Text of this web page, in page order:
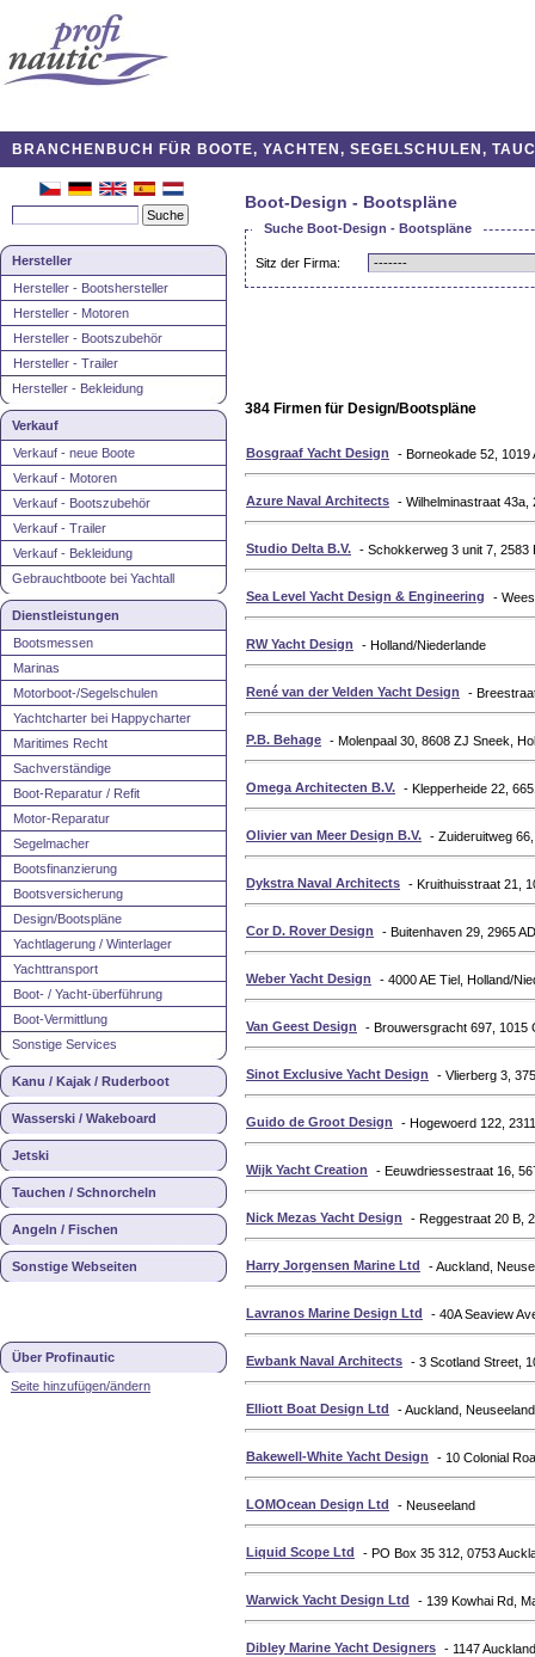
BRANCHENBUCH FÜR BOOTE, YACHTEN, SEGELSCHULEN,
Hersteller
Hersteller - Bootshersteller
Hersteller - Motoren
Hersteller - Bootszubehör
Hersteller - Trailer
Hersteller - Bekleidung
Verkauf
Verkauf - neue Boote
Verkauf - Motoren
Verkauf - Bootszubehör
Verkauf - Trailer
Verkauf - Bekleidung
Gebrauchtboote bei Yachtall
Dienstleistungen
Bootsmessen
Marinas
Motorboot-/Segelschulen
Yachtcharter bei Happycharter
Maritimes Recht
Sachverständige
Boot-Reparatur / Refit
Motor-Reparatur
Segelmacher
Bootsfinanzierung
Bootsversicherung
Design/Bootspläne
Yachtlagerung / Winterlager
Yachttransport
Boot- / Yacht-überführung
Boot-Vermittlung
Sonstige Services
Kanu / Kajak / Ruderboot
Wasserski / Wakeboard
Jetski
Tauchen / Schnorcheln
Angeln / Fischen
Sonstige Webseiten
Über Profinautic
Seite hinzufügen/ändern
Boot-Design - Bootspläne
Suche Boot-Design - Bootspläne
Sitz der Firma:
384 Firmen für Design/Bootspläne
Bosgraaf Yacht Design - Borneokade 52, 1019
Azure Naval Architects - Wilhelminastraat 43a,
Studio Delta B.V. - Schokkerweg 3 unit 7, 2583
Sea Level Yacht Design & Engineering -
RW Yacht Design - Holland/Niederlande
René van der Velden Yacht Design -
P.B. Behage - Molenpaal 30, 8608 ZJ Sneek,
Omega Architecten B.V. - Klepperheide 22,
Olivier van Meer Design B.V. - Zuideruitweg
Dykstra Naval Architects - Kruithuisstraat 21,
Cor D. Rover Design - Buitenhaven 29, 2965
Weber Yacht Design - 4000 AE Tiel, Holland/
Van Geest Design - Brouwersgracht 697, 1015
Sinot Exclusive Yacht Design - Vlierberg 3,
Guido de Groot Design - Hogewoerd 122,
Wijk Yacht Creation - Eeuwdriessestraat 16,
Nick Mezas Yacht Design - Reggestraat 20 B,
Harry Jorgensen Marine Ltd - Auckland,
Lavranos Marine Design Ltd - 40A Seaview
Ewbank Naval Architects - 3 Scotland Street,
Elliott Boat Design Ltd - Auckland, Neuseeland
Bakewell-White Yacht Design - 10 Colonial
LOMOcean Design Ltd - Neuseeland
Liquid Scope Ltd - PO Box 35 312, 0753
Warwick Yacht Design Ltd - 139 Kowhai Rd,
Dibley Marine Yacht Designers - 1147